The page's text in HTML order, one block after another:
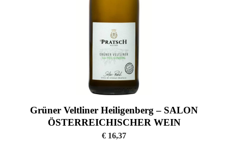
Grüner Veltliner Heiligenberg – SALON
ÖSTERREICHISCHER WEIN
€ 16,37